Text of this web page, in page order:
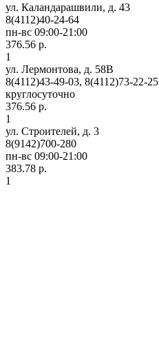
ул. Каландарашвили, д. 43
8(4112)40-24-64
пн-вс 09:00-21:00
376.56 р.
1
ул. Лермонтова, д. 58В
8(4112)43-49-03, 8(4112)73-22-25
круглосуточно
376.56 р.
1
ул. Строителей, д. 3
8(9142)700-280
пн-вс 09:00-21:00
383.78 р.
1